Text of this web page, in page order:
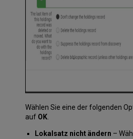
Wählen Sie eine der folgenden
auf OK.
Lokalsatz nicht ändern –